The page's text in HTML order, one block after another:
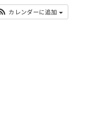
カレンダーに追加